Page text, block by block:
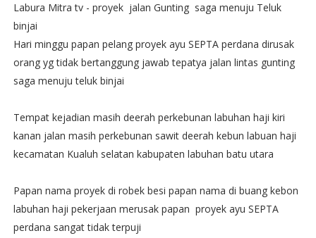
Labura Mitra tv - proyek jalan Gunting saga menuju Teluk
binjai
Hari minggu papan pelang proyek ayu SEPTA perdana dirusak
orang yg tidak bertanggung jawab tepatya jalan lintas gunting
saga menuju teluk binjai
Tempat kejadian masih deerah perkebunan labuhan haji kiri
kanan jalan masih perkebunan sawit deerah kebun labuan haji
kecamatan Kualuh selatan kabupaten labuhan batu utara
Papan nama proyek di robek besi papan nama di buang kebon
labuhan haji pekerjaan merusak papan proyek ayu SEPTA
perdana sangat tidak terpuji